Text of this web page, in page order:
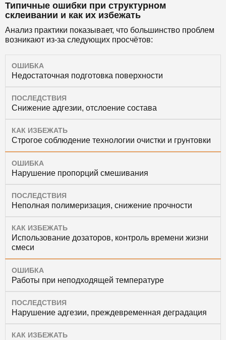
Типичные ошибки при структурном
склеивании и как их избежать
Анализ практики показывает, что большинство проблем
возникают из-за следующих просчётов:
ОШИБКА
Недостаточная подготовка поверхности
ПОСЛЕДСТВИЯ
Снижение адгезии, отслоение состава
КАК ИЗБЕЖАТЬ
Строгое соблюдение технологии очистки и грунтовки
ОШИБКА
Нарушение пропорций смешивания
ПОСЛЕДСТВИЯ
Неполная полимеризация, снижение прочности
КАК ИЗБЕЖАТЬ
Использование дозаторов, контроль времени жизни
смеси
ОШИБКА
Работы при неподходящей температуре
ПОСЛЕДСТВИЯ
Нарушение адгезии, преждевременная деградация
КАК ИЗБЕЖАТЬ